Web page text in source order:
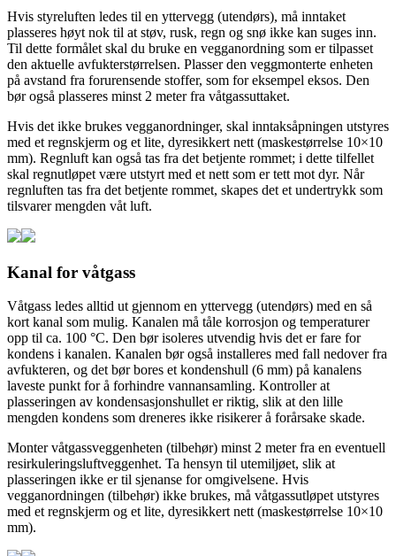
Hvis styreluften ledes til en yttervegg (utendørs), må inntaket
plasseres høyt nok til at støv, rusk, regn og snø ikke kan suges inn.
Til dette formålet skal du bruke en vegganordning som er tilpasset
den aktuelle avfukterstørrelsen. Plasser den veggmonterte enheten
på avstand fra forurensende stoffer, som for eksempel eksos. Den
bør også plasseres minst 2 meter fra våtgassuttaket.
Hvis det ikke brukes vegganordninger, skal inntaksåpningen utstyres
med et regnskjerm og et lite, dyresikkert nett (maskestørrelse 10×10
mm). Regnluft kan også tas fra det betjente rommet; i dette tilfellet
skal regnutløpet være utstyrt med et nett som er tett mot dyr. Når
regnluften tas fra det betjente rommet, skapes det et undertrykk som
tilsvarer mengden våt luft.
Kanal for våtgass
Våtgass ledes alltid ut gjennom en yttervegg (utendørs) med en så
kort kanal som mulig. Kanalen må tåle korrosjon og temperaturer
opp til ca. 100 °C. Den bør isoleres utvendig hvis det er fare for
kondens i kanalen. Kanalen bør også installeres med fall nedover fra
avfukteren, og det bør bores et kondenshull (6 mm) på kanalens
laveste punkt for å forhindre vannansamling. Kontroller at
plasseringen av kondensasjonshullet er riktig, slik at den lille
mengden kondens som dreneres ikke risikerer å forårsake skade.
Monter våtgassveggenheten (tilbehør) minst 2 meter fra en eventuell
resirkuleringsluftveggenhet. Ta hensyn til utemiljøet, slik at
plasseringen ikke er til sjenanse for omgivelsene. Hvis
vegganordningen (tilbehør) ikke brukes, må våtgassutløpet utstyres
med et regnskjerm og et lite, dyresikkert nett (maskestørrelse 10×10
mm).